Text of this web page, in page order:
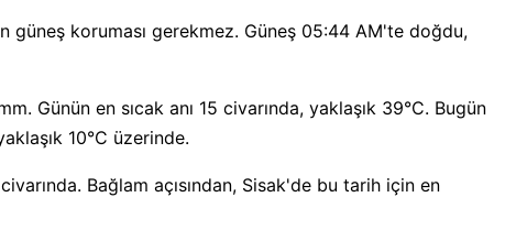
güneş koruması gerekmez. Güneş 05:44 AM'te doğdu,
Günün en sıcak anı 15 civarında, yaklaşık 39°C. Bugün
10°C üzerinde.
Bağlam açısından, Sisak'de bu tarih için en